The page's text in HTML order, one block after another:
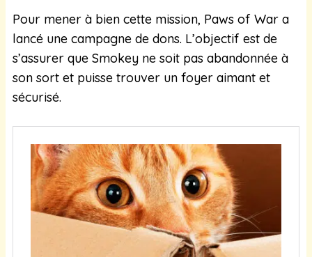
Pour mener à bien cette mission, Paws of War a
lancé une campagne de dons. L’objectif est de
s’assurer que Smokey ne soit pas abandonnée à
son sort et puisse trouver un foyer aimant et
sécurisé.